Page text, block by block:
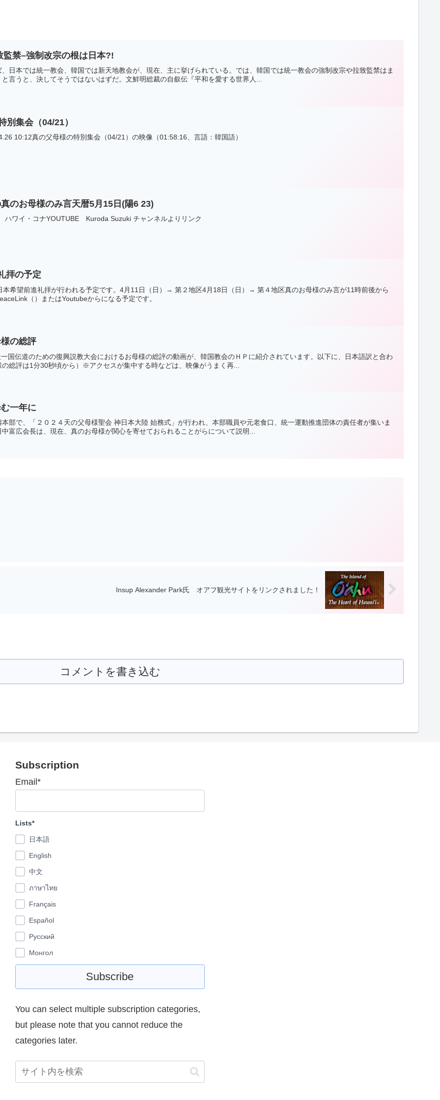
監禁–強制改宗の根は日本?!
日本では統一教会、韓国では新天地教会が、現在、主に挙げられている。では、韓国では統一教会の強制改宗や拉致監禁はま
言うと、決してそうではないはずだ。文鮮明総裁の自叙伝『平和を愛する世界人...
別集会（04/21）
10:12真の父母様の特別集会（04/21）の映像（01:58:16、言語：韓国語）
真のお母様のみ言天暦5月15日(陽6 23)
ワイ・コナYOUTUBE Kuroda Suzuki チャンネルよりリンク
拝の予定
本希望前進礼拝が行われる予定です。4月11日（日）→ 第２地区4月18日（日）→ 第４地区真のお母様のみ言が11時前後から
（）またはYoutubeからになる予定です。
の総評
国伝道のための復興説教大会におけるお母様の総評の動画が、韓国教会のＨＰに紹介されています。以下に、日本語訳と合わ
総評は1分30秒頃から）※アクセスが集中する時などは、映像がうまく再...
一年に
部で、「２０２４天の父母様聖会 神日本大陸 始務式」が行われ、本部職員や元老食口、統一運動推進団体の責任者が集いま
富広会長は、現在、真のお母様が関心を寄せておられることがらについて説明...
Insup Alexander Park氏 オアフ観光サイトをリンクされました！
コメントを書き込む
Subscription
Email*
Lists*
日本語
English
中文
ภาษาไทย
Français
Español
Pусский
Монгол
You can select multiple subscription categories,
but please note that you cannot reduce the
categories later.